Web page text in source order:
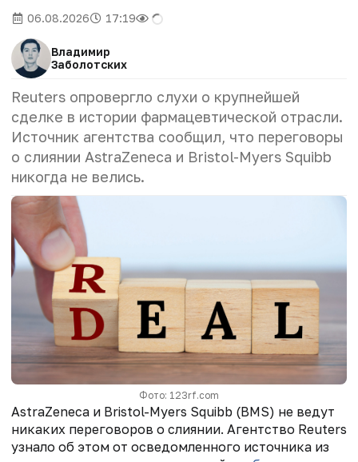
06.08.2026 17:19
Владимир
Заболотских
Reuters опровергло слухи о крупнейшей
сделке в истории фармацевтической отрасли.
Источник агентства сообщил, что переговоры
о слиянии AstraZeneca и Bristol-Myers Squibb
никогда не велись.
Фото: 123rf.com
AstraZeneca и Bristol-Myers Squibb (BMS) не ведут
никаких переговоров о слиянии. Агентство Reuters
узнало об этом от осведомленного источника из